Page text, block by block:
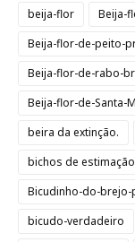
beija-flor
Beija-
Beija-flor-de-peito-
Beija-flor-de-rabo-
Beija-flor-de-Santa-
beira da extinção.
bichos de estimação
Bicudinho-do-brejo-
bicudo-verdadeiro